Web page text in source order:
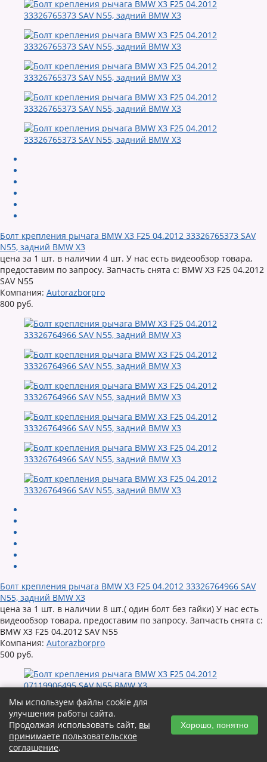
Болт крепления рычага BMW X3 F25 04.2012 33326765373 SAV
N55, задний BMW X3
цена за 1 шт. в наличии 4 шт. У нас есть видеообзор товара,
предоставим по запросу. Запчасть снята с: BMW X3 F25 04.2012
SAV N55
Компания: Autorazborpro
800 руб.
Болт крепления рычага BMW X3 F25 04.2012 33326764966 SAV
N55, задний BMW X3
цена за 1 шт. в наличии 8 шт.( один болт без гайки) У нас есть
видеообзор товара, предоставим по запросу. Запчасть снята с:
BMW X3 F25 04.2012 SAV N55
Компания: Autorazborpro
500 руб.
Мы используем файлы cookie для
улучшения работы сайта.
Продолжая использовать сайт, вы
принимаете пользовательское
соглашение.
Хорошо, понятно